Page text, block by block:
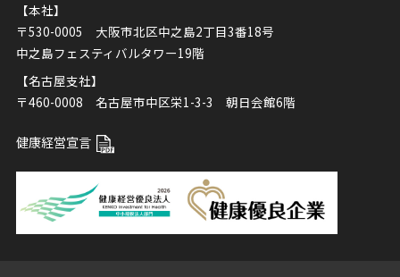
【本社】
〒530-0005 大阪市北区中之島2丁目3番18号
中之島フェスティバルタワー19階
【名古屋支社】
〒460-0008 名古屋市中区栄1-3-3 朝日会館6階
健康経営宣言